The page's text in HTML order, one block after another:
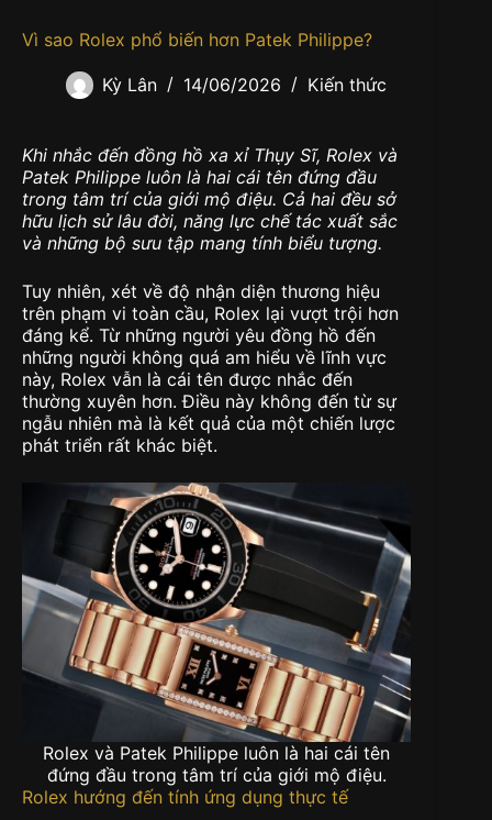
Vì sao Rolex phổ biến hơn Patek Philippe?
Kỳ Lân 14/06/2026 Kiến thức
Khi nhắc đến đồng hồ xa xỉ Thụy Sĩ, Rolex và
Patek Philippe luôn là hai cái tên đứng đầu
trong tâm trí của giới mộ điệu. Cả hai đều sở
hữu lịch sử lâu đời, năng lực chế tác xuất sắc
và những bộ sưu tập mang tính biểu tượng.
Tuy nhiên, xét về độ nhận diện thương hiệu
trên phạm vi toàn cầu, Rolex lại vượt trội hơn
đáng kể. Từ những người yêu đồng hồ đến
những người không quá am hiểu về lĩnh vực
này, Rolex vẫn là cái tên được nhắc đến
thường xuyên hơn. Điều này không đến từ sự
ngẫu nhiên mà là kết quả của một chiến lược
phát triển rất khác biệt.
Rolex và Patek Philippe luôn là hai cái tên
đứng đầu trong tâm trí của giới mộ điệu.
Rolex hướng đến tính ứng dụng thực tế